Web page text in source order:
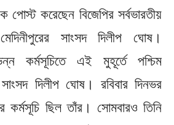
পোস্ট করেছেন বিজেপির সর্বভারতীয়
সাংসদ দিলীপ ঘোষ।
কর্মসূচিতে এই মুহূর্তে পশ্চিম
দিলীপ ঘোষ। রবিবার দিনভর
কর্মসূচি ছিল তাঁর। সোমবারও তিনি